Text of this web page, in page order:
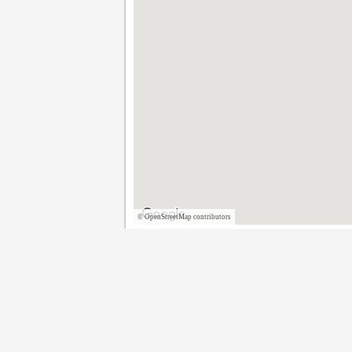
©OpenStreetMap contributors